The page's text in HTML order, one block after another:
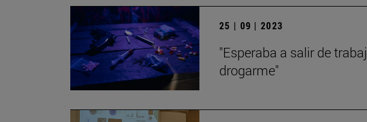
25 | 09 | 2023
"Esperaba a salir de
drogarme"